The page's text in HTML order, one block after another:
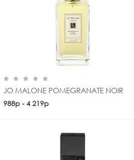
JO MALONE POMEGRANATE NOIR
988р - 4 219р